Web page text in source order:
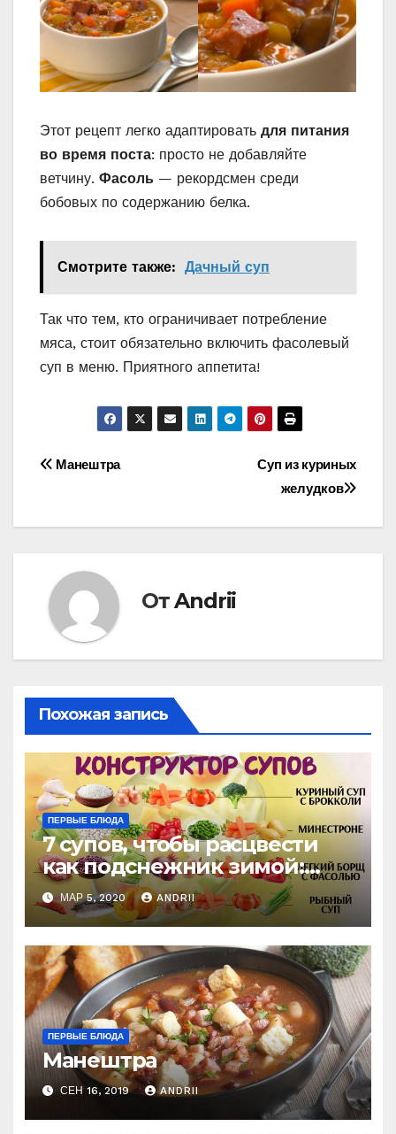
Этот рецепт легко адаптировать для питания
во время поста: просто не добавляйте
ветчину. Фасоль — рекордсмен среди
бобовых по содержанию белка.
Смотрите также: Дачный суп
Так что тем, кто ограничивает потребление
мяса, стоит обязательно включить фасолевый
суп в меню. Приятного аппетита!
Навигация
Суп из куриных
желудков
Манештра
ОтAndrii
Похожая запись
ПЕРВЫЕ БЛЮДА
7 супов, чтобы расцвести
как подснежник зимой:
Подборка на каждый день
МАР 5, 2020 ANDRII
ПЕРВЫЕ БЛЮДА
Манештра
СЕН 16, 2019 ANDRII